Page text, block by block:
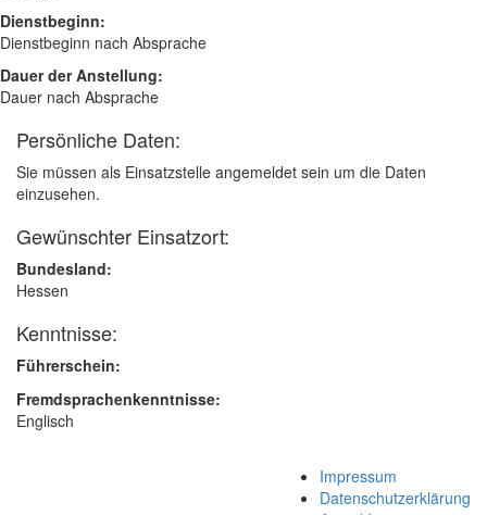
Dienstbeginn:
Dienstbeginn nach Absprache
Dauer der Anstellung:
Dauer nach Absprache
Persönliche Daten:
Sie müssen als Einsatzstelle angemeldet sein um die Daten
einzusehen.
Gewünschter Einsatzort:
Bundesland:
Hessen
Kenntnisse:
Führerschein:
Fremdsprachenkenntnisse:
Englisch
Impressum
Datenschutzerklärung